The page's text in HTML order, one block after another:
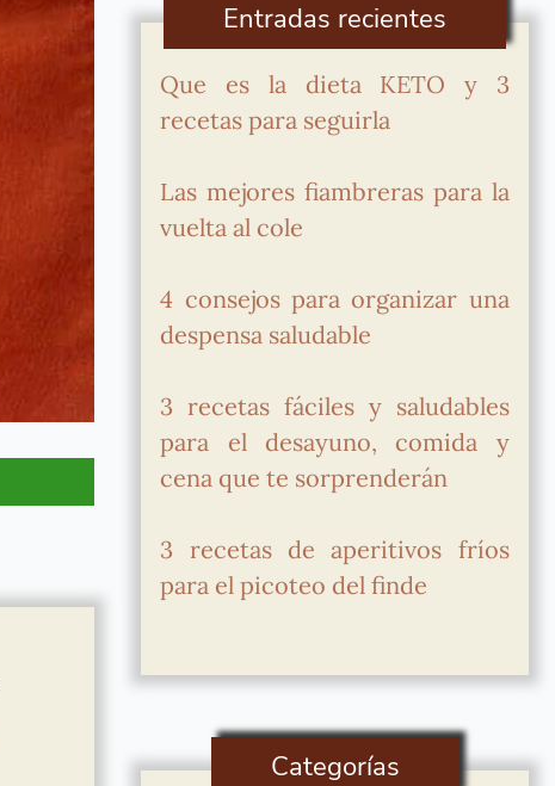
Entradas recientes
Que es la dieta KETO y 3
recetas para seguirla
Las mejores fiambreras para la
vuelta al cole
4 consejos para organizar una
despensa saludable
3 recetas fáciles y saludables
para el desayuno, comida y
cena que te sorprenderán
3 recetas de aperitivos fríos
para el picoteo del finde
Categorías